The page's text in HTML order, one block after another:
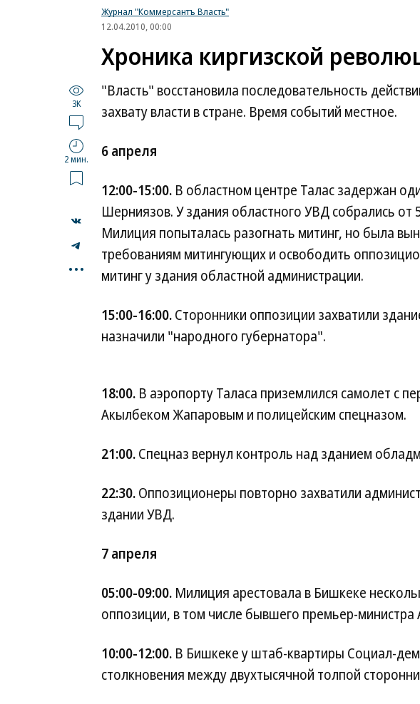
Журнал "Коммерсантъ Власть"
12.04.2010, 00:00
Хроника киргизской
3K
2 мин.
...
"Власть" восстановила последовательность
захвату власти в стране. Время событий местное.
6 апреля
12:00-15:00. В областном центре Талас задержан
Шерниязов. У здания областного УВД собрались от
Милиция попыталась разогнать митинг, но была
требованиям митингующих и освободить
митинг у здания областной администрации.
15:00-16:00.Сторонники оппозиции захватили
назначили "народного губернатора".
18:00. В аэропорту Таласа приземлился самолет с
Акылбеком Жапаровым и полицейским спецназом.
21:00.Спецназ вернул контроль над зданием
22:30.Оппозиционеры повторно захватили
здании УВД.
7 апреля
05:00-09:00. Милиция арестовала в Бишкеке
оппозиции, в том числе бывшего премьер-
10:00-12:00. В Бишкеке у штаб-квартиры Социал-
столкновения между двухтысячной толпой